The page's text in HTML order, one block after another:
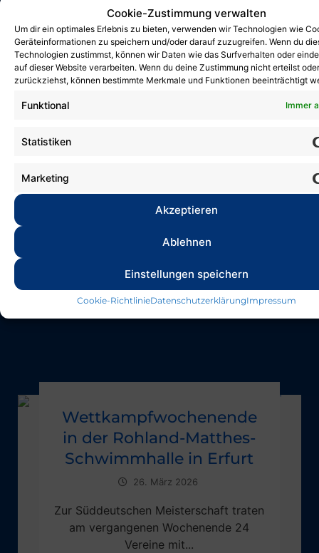
Cookie-Zustimmung verwalten
Um dir ein optimales Erlebnis zu bieten, verwenden wir Technologien wie
Geräteinformationen zu speichern und/oder darauf zuzugreifen. Wenn du
Technologien zustimmst, können wir Daten wie das Surfverhalten oder
auf dieser Website verarbeiten. Wenn du deine Zustimmung nicht erteilst oder
zurückziehst, können bestimmte Merkmale und Funktionen beeinträchtigt
Funktional Immer
Statistiken
Marketing
Akzeptieren
Ablehnen
Einstellungen speichern
Cookie-RichtlinieDatenschutzerklärungImpressum
Deutsche
Kindermeisterschaft
Wettkampfwochenende
in der Rohland-Matthes-
Schwimmhalle in Erfurt
26. März 2026
Zur Süddeutschen Meisterschaft traten
am vergangenen Wochenende 24
Vereine mit...